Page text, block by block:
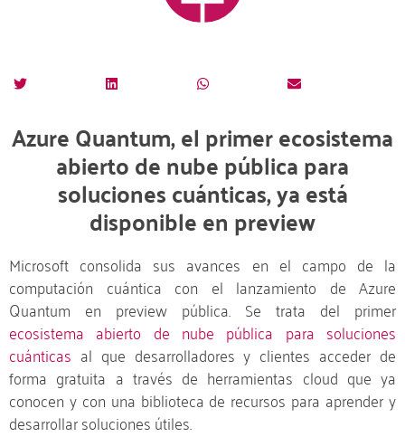
Azure Quantum, el primer ecosistema
abierto de nube pública para
soluciones cuánticas, ya está
disponible en preview
Microsoft consolida sus avances en el campo de la
computación cuántica con el lanzamiento de Azure
Quantum en preview pública. Se trata del primer
ecosistema abierto de nube pública para soluciones
cuánticas al que desarrolladores y clientes acceder de
forma gratuita a través de herramientas cloud que ya
conocen y con una biblioteca de recursos para aprender y
desarrollar soluciones útiles.